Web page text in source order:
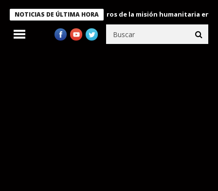
NOTICIAS DE ÚLTIMA HORA
Bukele condecora a miembros de la misión humanitaria enviada